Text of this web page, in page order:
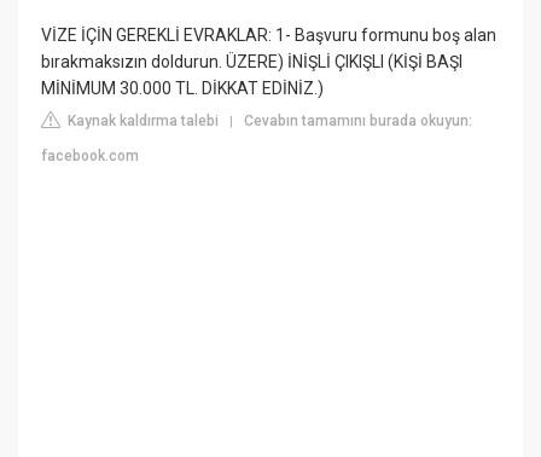
VİZE İÇİN GEREKLİ EVRAKLAR: 1- Başvuru formunu boş alan
bırakmaksızın doldurun. ÜZERE) İNİŞLİ ÇIKIŞLI (KİŞİ BAŞI
MİNİMUM 30.000 TL. DİKKAT EDİNİZ.)
Kaynak kaldırma talebi |Cevabın tamamını burada okuyun:
facebook.com